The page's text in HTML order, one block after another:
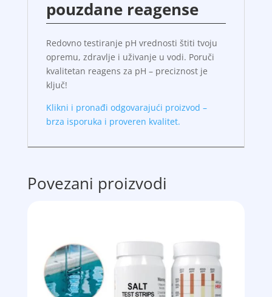
pouzdane reagense
Redovno testiranje pH vrednosti štiti tvoju
opremu, zdravlje i uživanje u vodi. Poruči
kvalitetan reagens za pH – preciznost je
ključ!
Klikni i pronađi odgovarajući proizvod –
brza isporuka i proveren kvalitet.
Povezani proizvodi